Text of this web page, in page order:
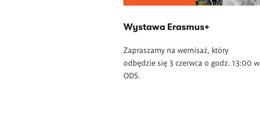
Wystawa Erasmus+
Zapraszamy na wernisaż, który
odbędzie się 3 czerwca o godz. 13:00 w
ODS.